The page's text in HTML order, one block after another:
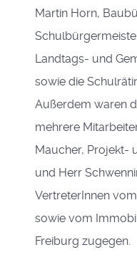
Martin Horn,
Landtags- und
sowie die
Außerdem waren
mehrere
Maucher, Projekt-
und Herr
VertreterInnen
sowie vom
Freiburg zugegen.